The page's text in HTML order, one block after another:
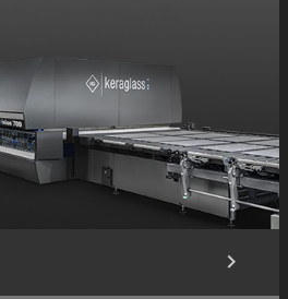
keyboard_arrow_right